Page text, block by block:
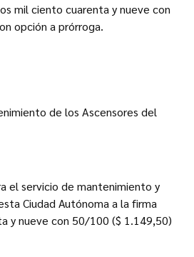
mil ciento cuarenta y nueve con
opción a prórroga.
de los Ascensores del
el servicio de mantenimiento y
Ciudad Autónoma a la firma
y nueve con 50/100 ($ 1.149,50)